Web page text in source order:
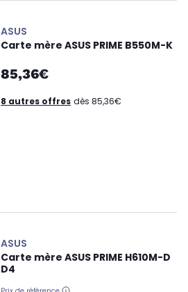
ASUS
Carte mère ASUS PRIME B550M-K
85,36€
8 autres offres dès 85,36€
ASUS
Carte mère ASUS PRIME H610M-D
D4